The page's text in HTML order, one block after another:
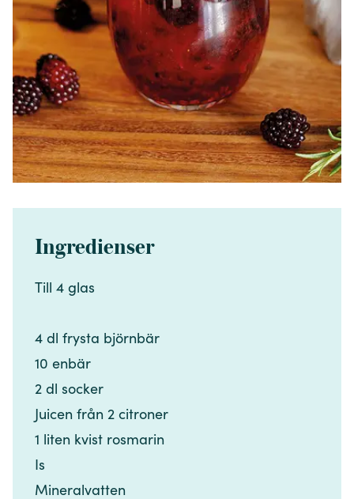
Ingredienser
Till 4 glas​​​​‌ ‍ ​‍​‍‌‍ ‌ ​‍‌‍‍‌‌‍‌ ‌‍‍‌‌‍ ‍​‍​‍​ ‍‍​‍​‍‌ ​ ‌‍​‌‌‍ ‍‌‍‍‌‌ ‌​‌ ‍‌​‍ ‍‌‍‍‌‌‍ ​‍​‍​‍ ​​‍​‍‌‍‍​‌ ​‍‌‍‌‌‌‍‌‍​‍​‍​ ‍‍​‍​‍‌‍‍​‌ ‌​‌ ‌​‌ ​​‌ ​ ​ ‍‍​‍ ​‍ ‌‍​ ‌‍ ‌‌ ​ ​‍ ‍‌‍​ ‌‍‌‌‌ ​‍‌ ‌‍‌‍‌‌‌ ​‍‌‍​‌​‍ ‍‌ ​ ‌‍‌‌​‍ ‌ ​​‌ ​‍‌‍ ‌‍‌​‌ ‌‌‌‍​ ‌ ‌​‌‍‍‌‌‍ ‌‍ ‍​‍ ‌‍‍‌‌‍ ‍‌ ‌​‌‍‌‌‌‍ ‍‌ ‌​​‍ ‌‍‌‌‌‍‌​‌‍‍‌‌ ‌​​‍ ‌‍ ‌‌‍ ‌‍‌​‌‍‌‌​ ‌‌ ​​‌ ​‍‌‍‌‌‌ ​ ‌‍‌‌‌‍ ‍‌ ‌​‌‍​‌‌ ‌​‌‍‍‌‌‍ ‌‍ ‍​ ‍ ‌‍‍‌‌‍‌​​ ‌​ ‌​​ ​‍​ ‌ ​ ​ ​ ‌‌‌‍​‍​ ‌‌​ ​ ​‍ ‌​ ​‌​ ‍​‌‍​ ​ ‌‌​‍ ‌​ ‌​​ ​‍‌‍​‌‌‍​‍​‍ ‌​ ‍​​ ​‌‌‍​‍‌‍‌‍​‍ ‌‌‍‌‌​ ‌​​ ​ ‌‍​‌​ ​​‌‍​‌​ ​ ‌‍‌‌​ ‌ ​ ‌​‌‍​ ‌‍‌​​ ‍ ‌ ‌​‌ ‍‌‌ ​​‌‍‌‌​ ‌‌ ​​‌‍​‌‌‍‌ ‌‍‌‌​ ‍ ‌ ​​‌‍​‌‌ ‌​‌‍‍​​ ‌‌‍​‍‌‍ ​‌‍ ‌‍​ ‌‍‍ ‌ ​ ​‍‌‌​ ‌‌‌​​‍‌‌ ‌‍‍ ‌‍‌‌‌ ‍‌​‍‌‌​ ​ ‌​‌​​‍‌‌​ ​ ‌​‌​​‍‌‌​ ​‍​ ​‍​ ​​​ ‌​‌‍‌‍​ ‌ ‌‍​ ​ ‌​‌‍​‍‌‍​‍​‍ ‌​ ‍‌‌‍‌‍​ ​‌‌‍‌​​‍ ‌​ ‌​​ ​‌​ ‌‍​ ‍‌​‍ ‌‌‍​‍‌‍‌‍‌‍​‍​ ‍​​‍ ‌​ ‍‌​ ‍‌​ ​‍‌‍​‌​ ‍‌​ ​ ​ ‌​​ ‌‌‌‍‌‌‌‍‌‍‌‍‌​​ ‌​​‍‌‌​ ​‍​ ​‍​‍‌‌​ ‌‌‌​‌​​‍ ‍‌‍​ ‌‍ ‌‍ ​‌ ‌‌‌‍ ‌‌‍ ‍‌ ​ ​‍‌‌​ ‌‌‌​​‍‌‌ ‌‍‍ ‌‍‌‌‌ ‍‌​‍‌‌​ ​ ‌​‌​​‍‌‌​ ​ ‌​‌​​‍‌‌​ ​‍​ ​‍​ ​‍​ ​‌​ ​‍​ ‍​​ ​‍‌‍​‍​ ‌​​ ​ ‌‍​‌​ ‌​​ ​‌​ ​ ​‍‌‌​ ​‍​ ​‍​‍‌‌​ ‌‌‌​‌​​‍ ‍‌‍‍‌‌ ‌​‌‍‌‌‌‍ ‌‌ ​ ​‍‌‌​ ‌‌‌​​‍​ ​​​‍‌‌​ ‌‌‌​‌​​ ‌‍​‍‌‍​‌‌ ​ ‌‍‌‌‌‌‌‌‌ ​‍‌‍ ​​ ‌‌‍‍​‌ ‌​‌ ‌​‌ ​​‌ ​ ​‍‌‌​ ​ ‌​​‌​‍‌‌​ ​‍‌​‌‍​‍‌‌​ ​‍‌​‌‍‌‍​ ‌‍ ‌‌ ​ ​‍ ‍‌‍​ ‌‍‌‌‌ ​‍‌ ‌‍‌‍‌‌‌ ​‍‌‍​‌​‍ ‍‌ ​ ‌‍‌‌​‍‌‍‌‍‍‌‌‍‌​​ ‌​ ‌​​ ​‍​ ‌ ​ ​ ​ ‌‌‌‍​‍​ ‌‌​ ​ ​‍ ‌​ ​‌​ ‍​‌‍​ ​ ‌‌​‍ ‌​ ‌​​ ​‍‌‍​‌‌‍​‍​‍ ‌​ ‍​​ ​‌‌‍​‍‌‍‌‍​‍ ‌‌‍‌‌​ ‌​​ ​ ‌‍​‌​ ​​‌‍​‌​ ​ ‌‍‌‌​ ‌ ​ ‌​‌‍​ ‌‍‌​​‍‌‍‌ ‌​‌ ‍‌‌ ​​‌‍‌‌​ ‌‌ ​​‌‍​‌‌‍‌ ‌‍‌‌​‍‌‍‌ ​​‌‍​‌‌ ‌​‌‍‍​​ ‌‌‍​‍‌‍ ​‌‍ ‌‍​ ‌‍‍ ‌ ​ ​‍‌‌​ ‌‌‌​​‍‌‌ ‌‍‍ ‌‍‌‌‌ ‍‌​‍‌‌​ ​ ‌​‌​​‍‌‌​ ​ ‌​‌​​‍‌‌​ ​‍​ ​‍​ ​​​ ‌​‌‍‌‍​ ‌ ‌‍​ ​ ‌​‌‍​‍‌‍​‍​‍ ‌​ ‍‌‌‍‌‍​ ​‌‌‍‌​​‍ ‌​ ‌​​ ​‌​ ‌‍​ ‍‌​‍ ‌‌‍​‍‌‍‌‍‌‍​‍​ ‍​​‍ ‌​ ‍‌​ ‍‌​ ​‍‌‍​‌​ ‍‌​ ​ ​ ‌​​ ‌‌‌‍‌‌‌‍‌‍‌‍‌​​ ‌​​‍‌‌​ ​‍​ ​‍​‍‌‌​ ‌‌‌​‌​​‍ ‍‌‍​ ‌‍ ‌‍ ​‌ ‌‌‌‍ ‌‌‍ ‍‌ ​ ​‍‌‌​ ‌‌‌​​‍‌‌ ‌‍‍ ‌‍‌‌‌ ‍‌​‍‌‌​ ​ ‌​‌​​‍‌‌​ ​ ‌​‌​​‍‌‌​ ​‍​ ​‍​ ​‍​ ​‌​ ​‍​ ‍​​ ​‍‌‍​‍​ ‌​​ ​ ‌‍​‌​ ‌​​ ​‌​ ​ ​‍‌‌​ ​‍​ ​‍​‍‌‌​ ‌‌‌​‌​​‍ ‍‌‍‍‌‌ ‌​‌‍‌‌‌‍ ‌‌ ​ ​‍‌‌​ ‌‌‌​​‍​ ​​​‍‌‌​ ‌‌‌​‌​​‍‌‍‌ ‌ ‌‍ ‌ ​‍‌‍‍ ‌ ​ ‌ ​​‌‍​‌‌‍​ ‌‍‌‌​ ‌‌ ​​‌ ​‍‌‍ ‌‍‌​‌ ‌‌‌‍​ ‌ ‌​‌‍‍‌‌‍ ‌‍ ‍​‍‌‍‌ ​​‌‍‌‌‌ ​‍‌ ​ ‌ ​​‌‍‌‌‌‍​ ‌ ‌​‌‍‍‌‌ ‌‍‌‍‌‌​ ‌‌ ​​‌ ‌‌‌‍​‍‌‍ ​‌‍‍‌‌ ​ ‌‍‍​‌‍‌‌‌‍‌​​‍​‍‌ ‌
4 dl frysta björnbär​​​​‌ ‍ ​‍​‍‌‍ ‌ ​‍‌‍‍‌‌‍‌ ‌‍‍‌‌‍ ‍​‍​‍​ ‍‍​‍​‍‌ ​ ‌‍​‌‌‍ ‍‌‍‍‌‌ ‌​‌ ‍‌​‍ ‍‌‍‍‌‌‍ ​‍​‍​‍ ​​‍​‍‌‍‍​‌ ​‍‌‍‌‌‌‍‌‍​‍​‍​ ‍‍​‍​‍‌‍‍​‌ ‌​‌ ‌​‌ ​​‌ ​ ​ ‍‍​‍ ​‍ ‌‍​ ‌‍ ‌‌ ​ ​‍ ‍‌‍​ ‌‍‌‌‌ ​‍‌ ‌‍‌‍‌‌‌ ​‍‌‍​‌​‍ ‍‌ ​ ‌‍‌‌​‍ ‌ ​​‌ ​‍‌‍ ‌‍‌​‌ ‌‌‌‍​ ‌ ‌​‌‍‍‌‌‍ ‌‍ ‍​‍ ‌‍‍‌‌‍ ‍‌ ‌​‌‍‌‌‌‍ ‍‌ ‌​​‍ ‌‍‌‌‌‍‌​‌‍‍‌‌ ‌​​‍ ‌‍ ‌‌‍ ‌‍‌​‌‍‌‌​ ‌‌ ​​‌ ​‍‌‍‌‌‌ ​ ‌‍‌‌‌‍ ‍‌ ‌​‌‍​‌‌ ‌​‌‍‍‌‌‍ ‌‍ ‍​ ‍ ‌‍‍‌‌‍‌​​ ‌​ ‌​​ ​‍​ ‌ ​ ​ ​ ‌‌‌‍​‍​ ‌‌​ ​ ​‍ ‌​ ​‌​ ‍​‌‍​ ​ ‌‌​‍ ‌​ ‌​​ ​‍‌‍​‌‌‍​‍​‍ ‌​ ‍​​ ​‌‌‍​‍‌‍‌‍​‍ ‌‌‍‌‌​ ‌​​ ​ ‌‍​‌​ ​​‌‍​‌​ ​ ‌‍‌‌​ ‌ ​ ‌​‌‍​ ‌‍‌​​ ‍ ‌ ‌​‌ ‍‌‌ ​​‌‍‌‌​ ‌‌ ​​‌‍​‌‌‍‌ ‌‍‌‌​ ‍ ‌ ​​‌‍​‌‌ ‌​‌‍‍​​ ‌‌‍​‍‌‍ ​‌‍ ‌‍​ ‌‍‍ ‌ ​ ​‍‌‌​ ‌‌‌​​‍‌‌ ‌‍‍ ‌‍‌‌‌ ‍‌​‍‌‌​ ​ ‌​‌​​‍‌‌​ ​ ‌​‌​​‍‌‌​ ​‍​ ​‍​ ​​​ ‌​‌‍‌‍​ ‌ ‌‍​ ​ ‌​‌‍​‍‌‍​‍​‍ ‌​ ‍‌‌‍‌‍​ ​‌‌‍‌​​‍ ‌​ ‌​​ ​‌​ ‌‍​ ‍‌​‍ ‌‌‍​‍‌‍‌‍‌‍​‍​ ‍​​‍ ‌​ ‍‌​ ‍‌​ ​‍‌‍​‌​ ‍‌​ ​ ​ ‌​​ ‌‌‌‍‌‌‌‍‌‍‌‍‌​​ ‌​​‍‌‌​ ​‍​ ​‍​‍‌‌​ ‌‌‌​‌​​‍ ‍‌‍​ ‌‍ ‌‍ ​‌ ‌‌‌‍ ‌‌‍ ‍‌ ​ ​‍‌‌​ ‌‌‌​​‍‌‌ ‌‍‍ ‌‍‌‌‌ ‍‌​‍‌‌​ ​ ‌​‌​​‍‌‌​ ​ ‌​‌​​‍‌‌​ ​‍​ ​‍​ ​‍​ ​‌​ ​‍​ ‍​​ ​‍‌‍​‍​ ‌​​ ​ ‌‍​‌​ ‌​​ ​‌​ ​ ​‍‌‌​ ​‍​ ​‍​‍‌‌​ ‌‌‌​‌​​‍ ‍‌‍‍‌‌ ‌​‌‍‌‌‌‍ ‌‌ ​ ​‍‌‌​ ‌‌‌​​‍​ ​‍​‍‌‌​ ‌‌‌​‌​​ ‌‍​‍‌‍​‌‌ ​ ‌‍‌‌‌‌‌‌‌ ​‍‌‍ ​​ ‌‌‍‍​‌ ‌​‌ ‌​‌ ​​‌ ​ ​‍‌‌​ ​ ‌​​‌​‍‌‌​ ​‍‌​‌‍​‍‌‌​ ​‍‌​‌‍‌‍​ ‌‍ ‌‌ ​ ​‍ ‍‌‍​ ‌‍‌‌‌ ​‍‌ ‌‍‌‍‌‌‌ ​‍‌‍​‌​‍ ‍‌ ​ ‌‍‌‌​‍‌‍‌‍‍‌‌‍‌​​ ‌​ ‌​​ ​‍​ ‌ ​ ​ ​ ‌‌‌‍​‍​ ‌‌​ ​ ​‍ ‌​ ​‌​ ‍​‌‍​ ​ ‌‌​‍ ‌​ ‌​​ ​‍‌‍​‌‌‍​‍​‍ ‌​ ‍​​ ​‌‌‍​‍‌‍‌‍​‍ ‌‌‍‌‌​ ‌​​ ​ ‌‍​‌​ ​​‌‍​‌​ ​ ‌‍‌‌​ ‌ ​ ‌​‌‍​ ‌‍‌​​‍‌‍‌ ‌​‌ ‍‌‌ ​​‌‍‌‌​ ‌‌ ​​‌‍​‌‌‍‌ ‌‍‌‌​‍‌‍‌ ​​‌‍​‌‌ ‌​‌‍‍​​ ‌‌‍​‍‌‍ ​‌‍ ‌‍​ ‌‍‍ ‌ ​ ​‍‌‌​ ‌‌‌​​‍‌‌ ‌‍‍ ‌‍‌‌‌ ‍‌​‍‌‌​ ​ ‌​‌​​‍‌‌​ ​ ‌​‌​​‍‌‌​ ​‍​ ​‍​ ​​​ ‌​‌‍‌‍​ ‌ ‌‍​ ​ ‌​‌‍​‍‌‍​‍​‍ ‌​ ‍‌‌‍‌‍​ ​‌‌‍‌​​‍ ‌​ ‌​​ ​‌​ ‌‍​ ‍‌​‍ ‌‌‍​‍‌‍‌‍‌‍​‍​ ‍​​‍ ‌​ ‍‌​ ‍‌​ ​‍‌‍​‌​ ‍‌​ ​ ​ ‌​​ ‌‌‌‍‌‌‌‍‌‍‌‍‌​​ ‌​​‍‌‌​ ​‍​ ​‍​‍‌‌​ ‌‌‌​‌​​‍ ‍‌‍​ ‌‍ ‌‍ ​‌ ‌‌‌‍ ‌‌‍ ‍‌ ​ ​‍‌‌​ ‌‌‌​​‍‌‌ ‌‍‍ ‌‍‌‌‌ ‍‌​‍‌‌​ ​ ‌​‌​​‍‌‌​ ​ ‌​‌​​‍‌‌​ ​‍​ ​‍​ ​‍​ ​‌​ ​‍​ ‍​​ ​‍‌‍​‍​ ‌​​ ​ ‌‍​‌​ ‌​​ ​‌​ ​ ​‍‌‌​ ​‍​ ​‍​‍‌‌​ ‌‌‌​‌​​‍ ‍‌‍‍‌‌ ‌​‌‍‌‌‌‍ ‌‌ ​ ​‍‌‌​ ‌‌‌​​‍​ ​‍​‍‌‌​ ‌‌‌​‌​​‍‌‍‌ ‌ ‌‍ ‌ ​‍‌‍‍ ‌ ​ ‌ ​​‌‍​‌‌‍​ ‌‍‌‌​ ‌‌ ​​‌ ​‍‌‍ ‌‍‌​‌ ‌‌‌‍​ ‌ ‌​‌‍‍‌‌‍ ‌‍ ‍​‍‌‍‌ ​​‌‍‌‌‌ ​‍‌ ​ ‌ ​​‌‍‌‌‌‍​ ‌ ‌​‌‍‍‌‌ ‌‍‌‍‌‌​ ‌‌ ​​‌ ‌‌‌‍​‍‌‍ ​‌‍‍‌‌ ​ ‌‍‍​‌‍‌‌‌‍‌​​‍​‍‌ ‌
10 enbär​​​​‌ ‍ ​‍​‍‌‍ ‌ ​‍‌‍‍‌‌‍‌ ‌‍‍‌‌‍ ‍​‍​‍​ ‍‍​‍​‍‌ ​ ‌‍​‌‌‍ ‍‌‍‍‌‌ ‌​‌ ‍‌​‍ ‍‌‍‍‌‌‍ ​‍​‍​‍ ​​‍​‍‌‍‍​‌ ​‍‌‍‌‌‌‍‌‍​‍​‍​ ‍‍​‍​‍‌‍‍​‌ ‌​‌ ‌​‌ ​​‌ ​ ​ ‍‍​‍ ​‍ ‌‍​ ‌‍ ‌‌ ​ ​‍ ‍‌‍​ ‌‍‌‌‌ ​‍‌ ‌‍‌‍‌‌‌ ​‍‌‍​‌​‍ ‍‌ ​ ‌‍‌‌​‍ ‌ ​​‌ ​‍‌‍ ‌‍‌​‌ ‌‌‌‍​ ‌ ‌​‌‍‍‌‌‍ ‌‍ ‍​‍ ‌‍‍‌‌‍ ‍‌ ‌​‌‍‌‌‌‍ ‍‌ ‌​​‍ ‌‍‌‌‌‍‌​‌‍‍‌‌ ‌​​‍ ‌‍ ‌‌‍ ‌‍‌​‌‍‌‌​ ‌‌ ​​‌ ​‍‌‍‌‌‌ ​ ‌‍‌‌‌‍ ‍‌ ‌​‌‍​‌‌ ‌​‌‍‍‌‌‍ ‌‍ ‍​ ‍ ‌‍‍‌‌‍‌​​ ‌​ ‌​​ ​‍​ ‌ ​ ​ ​ ‌‌‌‍​‍​ ‌‌​ ​ ​‍ ‌​ ​‌​ ‍​‌‍​ ​ ‌‌​‍ ‌​ ‌​​ ​‍‌‍​‌‌‍​‍​‍ ‌​ ‍​​ ​‌‌‍​‍‌‍‌‍​‍ ‌‌‍‌‌​ ‌​​ ​ ‌‍​‌​ ​​‌‍​‌​ ​ ‌‍‌‌​ ‌ ​ ‌​‌‍​ ‌‍‌​​ ‍ ‌ ‌​‌ ‍‌‌ ​​‌‍‌‌​ ‌‌ ​​‌‍​‌‌‍‌ ‌‍‌‌​ ‍ ‌ ​​‌‍​‌‌ ‌​‌‍‍​​ ‌‌‍​‍‌‍ ​‌‍ ‌‍​ ‌‍‍ ‌ ​ ​‍‌‌​ ‌‌‌​​‍‌‌ ‌‍‍ ‌‍‌‌‌ ‍‌​‍‌‌​ ​ ‌​‌​​‍‌‌​ ​ ‌​‌​​‍‌‌​ ​‍​ ​‍​ ​​​ ‌​‌‍‌‍​ ‌ ‌‍​ ​ ‌​‌‍​‍‌‍​‍​‍ ‌​ ‍‌‌‍‌‍​ ​‌‌‍‌​​‍ ‌​ ‌​​ ​‌​ ‌‍​ ‍‌​‍ ‌‌‍​‍‌‍‌‍‌‍​‍​ ‍​​‍ ‌​ ‍‌​ ‍‌​ ​‍‌‍​‌​ ‍‌​ ​ ​ ‌​​ ‌‌‌‍‌‌‌‍‌‍‌‍‌​​ ‌​​‍‌‌​ ​‍​ ​‍​‍‌‌​ ‌‌‌​‌​​‍ ‍‌‍​ ‌‍ ‌‍ ​‌ ‌‌‌‍ ‌‌‍ ‍‌ ​ ​‍‌‌​ ‌‌‌​​‍‌‌ ‌‍‍ ‌‍‌‌‌ ‍‌​‍‌‌​ ​ ‌​‌​​‍‌‌​ ​ ‌​‌​​‍‌‌​ ​‍​ ​‍​ ​‍​ ​‌​ ​‍​ ‍​​ ​‍‌‍​‍​ ‌​​ ​ ‌‍​‌​ ‌​​ ​‌​ ​ ​‍‌‌​ ​‍​ ​‍​‍‌‌​ ‌‌‌​‌​​‍ ‍‌‍‍‌‌ ‌​‌‍‌‌‌‍ ‌‌ ​ ​‍‌‌​ ‌‌‌​​‍​ ​ ​‍‌‌​ ‌‌‌​‌​​ ‌‍​‍‌‍​‌‌ ​ ‌‍‌‌‌‌‌‌‌ ​‍‌‍ ​​ ‌‌‍‍​‌ ‌​‌ ‌​‌ ​​‌ ​ ​‍‌‌​ ​ ‌​​‌​‍‌‌​ ​‍‌​‌‍​‍‌‌​ ​‍‌​‌‍‌‍​ ‌‍ ‌‌ ​ ​‍ ‍‌‍​ ‌‍‌‌‌ ​‍‌ ‌‍‌‍‌‌‌ ​‍‌‍​‌​‍ ‍‌ ​ ‌‍‌‌​‍‌‍‌‍‍‌‌‍‌​​ ‌​ ‌​​ ​‍​ ‌ ​ ​ ​ ‌‌‌‍​‍​ ‌‌​ ​ ​‍ ‌​ ​‌​ ‍​‌‍​ ​ ‌‌​‍ ‌​ ‌​​ ​‍‌‍​‌‌‍​‍​‍ ‌​ ‍​​ ​‌‌‍​‍‌‍‌‍​‍ ‌‌‍‌‌​ ‌​​ ​ ‌‍​‌​ ​​‌‍​‌​ ​ ‌‍‌‌​ ‌ ​ ‌​‌‍​ ‌‍‌​​‍‌‍‌ ‌​‌ ‍‌‌ ​​‌‍‌‌​ ‌‌ ​​‌‍​‌‌‍‌ ‌‍‌‌​‍‌‍‌ ​​‌‍​‌‌ ‌​‌‍‍​​ ‌‌‍​‍‌‍ ​‌‍ ‌‍​ ‌‍‍ ‌ ​ ​‍‌‌​ ‌‌‌​​‍‌‌ ‌‍‍ ‌‍‌‌‌ ‍‌​‍‌‌​ ​ ‌​‌​​‍‌‌​ ​ ‌​‌​​‍‌‌​ ​‍​ ​‍​ ​​​ ‌​‌‍‌‍​ ‌ ‌‍​ ​ ‌​‌‍​‍‌‍​‍​‍ ‌​ ‍‌‌‍‌‍​ ​‌‌‍‌​​‍ ‌​ ‌​​ ​‌​ ‌‍​ ‍‌​‍ ‌‌‍​‍‌‍‌‍‌‍​‍​ ‍​​‍ ‌​ ‍‌​ ‍‌​ ​‍‌‍​‌​ ‍‌​ ​ ​ ‌​​ ‌‌‌‍‌‌‌‍‌‍‌‍‌​​ ‌​​‍‌‌​ ​‍​ ​‍​‍‌‌​ ‌‌‌​‌​​‍ ‍‌‍​ ‌‍ ‌‍ ​‌ ‌‌‌‍ ‌‌‍ ‍‌ ​ ​‍‌‌​ ‌‌‌​​‍‌‌ ‌‍‍ ‌‍‌‌‌ ‍‌​‍‌‌​ ​ ‌​‌​​‍‌‌​ ​ ‌​‌​​‍‌‌​ ​‍​ ​‍​ ​‍​ ​‌​ ​‍​ ‍​​ ​‍‌‍​‍​ ‌​​ ​ ‌‍​‌​ ‌​​ ​‌​ ​ ​‍‌‌​ ​‍​ ​‍​‍‌‌​ ‌‌‌​‌​​‍ ‍‌‍‍‌‌ ‌​‌‍‌‌‌‍ ‌‌ ​ ​‍‌‌​ ‌‌‌​​‍​ ​ ​‍‌‌​ ‌‌‌​‌​​‍‌‍‌ ‌ ‌‍ ‌ ​‍‌‍‍ ‌ ​ ‌ ​​‌‍​‌‌‍​ ‌‍‌‌​ ‌‌ ​​‌ ​‍‌‍ ‌‍‌​‌ ‌‌‌‍​ ‌ ‌​‌‍‍‌‌‍ ‌‍ ‍​‍‌‍‌ ​​‌‍‌‌‌ ​‍‌ ​ ‌ ​​‌‍‌‌‌‍​ ‌ ‌​‌‍‍‌‌ ‌‍‌‍‌‌​ ‌‌ ​​‌ ‌‌‌‍​‍‌‍ ​‌‍‍‌‌ ​ ‌‍‍​‌‍‌‌‌‍‌​​‍​‍‌ ‌
2 dl socker​​​​‌ ‍ ​‍​‍‌‍ ‌ ​‍‌‍‍‌‌‍‌ ‌‍‍‌‌‍ ‍​‍​‍​ ‍‍​‍​‍‌ ​ ‌‍​‌‌‍ ‍‌‍‍‌‌ ‌​‌ ‍‌​‍ ‍‌‍‍‌‌‍ ​‍​‍​‍ ​​‍​‍‌‍‍​‌ ​‍‌‍‌‌‌‍‌‍​‍​‍​ ‍‍​‍​‍‌‍‍​‌ ‌​‌ ‌​‌ ​​‌ ​ ​ ‍‍​‍ ​‍ ‌‍​ ‌‍ ‌‌ ​ ​‍ ‍‌‍​ ‌‍‌‌‌ ​‍‌ ‌‍‌‍‌‌‌ ​‍‌‍​‌​‍ ‍‌ ​ ‌‍‌‌​‍ ‌ ​​‌ ​‍‌‍ ‌‍‌​‌ ‌‌‌‍​ ‌ ‌​‌‍‍‌‌‍ ‌‍ ‍​‍ ‌‍‍‌‌‍ ‍‌ ‌​‌‍‌‌‌‍ ‍‌ ‌​​‍ ‌‍‌‌‌‍‌​‌‍‍‌‌ ‌​​‍ ‌‍ ‌‌‍ ‌‍‌​‌‍‌‌​ ‌‌ ​​‌ ​‍‌‍‌‌‌ ​ ‌‍‌‌‌‍ ‍‌ ‌​‌‍​‌‌ ‌​‌‍‍‌‌‍ ‌‍ ‍​ ‍ ‌‍‍‌‌‍‌​​ ‌​ ‌​​ ​‍​ ‌ ​ ​ ​ ‌‌‌‍​‍​ ‌‌​ ​ ​‍ ‌​ ​‌​ ‍​‌‍​ ​ ‌‌​‍ ‌​ ‌​​ ​‍‌‍​‌‌‍​‍​‍ ‌​ ‍​​ ​‌‌‍​‍‌‍‌‍​‍ ‌‌‍‌‌​ ‌​​ ​ ‌‍​‌​ ​​‌‍​‌​ ​ ‌‍‌‌​ ‌ ​ ‌​‌‍​ ‌‍‌​​ ‍ ‌ ‌​‌ ‍‌‌ ​​‌‍‌‌​ ‌‌ ​​‌‍​‌‌‍‌ ‌‍‌‌​ ‍ ‌ ​​‌‍​‌‌ ‌​‌‍‍​​ ‌‌‍​‍‌‍ ​‌‍ ‌‍​ ‌‍‍ ‌ ​ ​‍‌‌​ ‌‌‌​​‍‌‌ ‌‍‍ ‌‍‌‌‌ ‍‌​‍‌‌​ ​ ‌​‌​​‍‌‌​ ​ ‌​‌​​‍‌‌​ ​‍​ ​‍​ ​​​ ‌​‌‍‌‍​ ‌ ‌‍​ ​ ‌​‌‍​‍‌‍​‍​‍ ‌​ ‍‌‌‍‌‍​ ​‌‌‍‌​​‍ ‌​ ‌​​ ​‌​ ‌‍​ ‍‌​‍ ‌‌‍​‍‌‍‌‍‌‍​‍​ ‍​​‍ ‌​ ‍‌​ ‍‌​ ​‍‌‍​‌​ ‍‌​ ​ ​ ‌​​ ‌‌‌‍‌‌‌‍‌‍‌‍‌​​ ‌​​‍‌‌​ ​‍​ ​‍​‍‌‌​ ‌‌‌​‌​​‍ ‍‌‍​ ‌‍ ‌‍ ​‌ ‌‌‌‍ ‌‌‍ ‍‌ ​ ​‍‌‌​ ‌‌‌​​‍‌‌ ‌‍‍ ‌‍‌‌‌ ‍‌​‍‌‌​ ​ ‌​‌​​‍‌‌​ ​ ‌​‌​​‍‌‌​ ​‍​ ​‍​ ​‍​ ​‌​ ​‍​ ‍​​ ​‍‌‍​‍​ ‌​​ ​ ‌‍​‌​ ‌​​ ​‌​ ​ ​‍‌‌​ ​‍​ ​‍​‍‌‌​ ‌‌‌​‌​​‍ ‍‌‍‍‌‌ ‌​‌‍‌‌‌‍ ‌‌ ​ ​‍‌‌​ ‌‌‌​​‍​ ‌​​‍‌‌​ ‌‌‌​‌​​ ‌‍​‍‌‍​‌‌ ​ ‌‍‌‌‌‌‌‌‌ ​‍‌‍ ​​ ‌‌‍‍​‌ ‌​‌ ‌​‌ ​​‌ ​ ​‍‌‌​ ​ ‌​​‌​‍‌‌​ ​‍‌​‌‍​‍‌‌​ ​‍‌​‌‍‌‍​ ‌‍ ‌‌ ​ ​‍ ‍‌‍​ ‌‍‌‌‌ ​‍‌ ‌‍‌‍‌‌‌ ​‍‌‍​‌​‍ ‍‌ ​ ‌‍‌‌​‍‌‍‌‍‍‌‌‍‌​​ ‌​ ‌​​ ​‍​ ‌ ​ ​ ​ ‌‌‌‍​‍​ ‌‌​ ​ ​‍ ‌​ ​‌​ ‍​‌‍​ ​ ‌‌​‍ ‌​ ‌​​ ​‍‌‍​‌‌‍​‍​‍ ‌​ ‍​​ ​‌‌‍​‍‌‍‌‍​‍ ‌‌‍‌‌​ ‌​​ ​ ‌‍​‌​ ​​‌‍​‌​ ​ ‌‍‌‌​ ‌ ​ ‌​‌‍​ ‌‍‌​​‍‌‍‌ ‌​‌ ‍‌‌ ​​‌‍‌‌​ ‌‌ ​​‌‍​‌‌‍‌ ‌‍‌‌​‍‌‍‌ ​​‌‍​‌‌ ‌​‌‍‍​​ ‌‌‍​‍‌‍ ​‌‍ ‌‍​ ‌‍‍ ‌ ​ ​‍‌‌​ ‌‌‌​​‍‌‌ ‌‍‍ ‌‍‌‌‌ ‍‌​‍‌‌​ ​ ‌​‌​​‍‌‌​ ​ ‌​‌​​‍‌‌​ ​‍​ ​‍​ ​​​ ‌​‌‍‌‍​ ‌ ‌‍​ ​ ‌​‌‍​‍‌‍​‍​‍ ‌​ ‍‌‌‍‌‍​ ​‌‌‍‌​​‍ ‌​ ‌​​ ​‌​ ‌‍​ ‍‌​‍ ‌‌‍​‍‌‍‌‍‌‍​‍​ ‍​​‍ ‌​ ‍‌​ ‍‌​ ​‍‌‍​‌​ ‍‌​ ​ ​ ‌​​ ‌‌‌‍‌‌‌‍‌‍‌‍‌​​ ‌​​‍‌‌​ ​‍​ ​‍​‍‌‌​ ‌‌‌​‌​​‍ ‍‌‍​ ‌‍ ‌‍ ​‌ ‌‌‌‍ ‌‌‍ ‍‌ ​ ​‍‌‌​ ‌‌‌​​‍‌‌ ‌‍‍ ‌‍‌‌‌ ‍‌​‍‌‌​ ​ ‌​‌​​‍‌‌​ ​ ‌​‌​​‍‌‌​ ​‍​ ​‍​ ​‍​ ​‌​ ​‍​ ‍​​ ​‍‌‍​‍​ ‌​​ ​ ‌‍​‌​ ‌​​ ​‌​ ​ ​‍‌‌​ ​‍​ ​‍​‍‌‌​ ‌‌‌​‌​​‍ ‍‌‍‍‌‌ ‌​‌‍‌‌‌‍ ‌‌ ​ ​‍‌‌​ ‌‌‌​​‍​ ‌​​‍‌‌​ ‌‌‌​‌​​‍‌‍‌ ‌ ‌‍ ‌ ​‍‌‍‍ ‌ ​ ‌ ​​‌‍​‌‌‍​ ‌‍‌‌​ ‌‌ ​​‌ ​‍‌‍ ‌‍‌​‌ ‌‌‌‍​ ‌ ‌​‌‍‍‌‌‍ ‌‍ ‍​‍‌‍‌ ​​‌‍‌‌‌ ​‍‌ ​ ‌ ​​‌‍‌‌‌‍​ ‌ ‌​‌‍‍‌‌ ‌‍‌‍‌‌​ ‌‌ ​​‌ ‌‌‌‍​‍‌‍ ​‌‍‍‌‌ ​ ‌‍‍​‌‍‌‌‌‍‌​​‍​‍‌ ‌
Juicen från 2 citroner​​​​‌ ‍ ​‍​‍‌‍ ‌ ​‍‌‍‍‌‌‍‌ ‌‍‍‌‌‍ ‍​‍​‍​ ‍‍​‍​‍‌ ​ ‌‍​‌‌‍ ‍‌‍‍‌‌ ‌​‌ ‍‌​‍ ‍‌‍‍‌‌‍ ​‍​‍​‍ ​​‍​‍‌‍‍​‌ ​‍‌‍‌‌‌‍‌‍​‍​‍​ ‍‍​‍​‍‌‍‍​‌ ‌​‌ ‌​‌ ​​‌ ​ ​ ‍‍​‍ ​‍ ‌‍​ ‌‍ ‌‌ ​ ​‍ ‍‌‍​ ‌‍‌‌‌ ​‍‌ ‌‍‌‍‌‌‌ ​‍‌‍​‌​‍ ‍‌ ​ ‌‍‌‌​‍ ‌ ​​‌ ​‍‌‍ ‌‍‌​‌ ‌‌‌‍​ ‌ ‌​‌‍‍‌‌‍ ‌‍ ‍​‍ ‌‍‍‌‌‍ ‍‌ ‌​‌‍‌‌‌‍ ‍‌ ‌​​‍ ‌‍‌‌‌‍‌​‌‍‍‌‌ ‌​​‍ ‌‍ ‌‌‍ ‌‍‌​‌‍‌‌​ ‌‌ ​​‌ ​‍‌‍‌‌‌ ​ ‌‍‌‌‌‍ ‍‌ ‌​‌‍​‌‌ ‌​‌‍‍‌‌‍ ‌‍ ‍​ ‍ ‌‍‍‌‌‍‌​​ ‌​ ‌​​ ​‍​ ‌ ​ ​ ​ ‌‌‌‍​‍​ ‌‌​ ​ ​‍ ‌​ ​‌​ ‍​‌‍​ ​ ‌‌​‍ ‌​ ‌​​ ​‍‌‍​‌‌‍​‍​‍ ‌​ ‍​​ ​‌‌‍​‍‌‍‌‍​‍ ‌‌‍‌‌​ ‌​​ ​ ‌‍​‌​ ​​‌‍​‌​ ​ ‌‍‌‌​ ‌ ​ ‌​‌‍​ ‌‍‌​​ ‍ ‌ ‌​‌ ‍‌‌ ​​‌‍‌‌​ ‌‌ ​​‌‍​‌‌‍‌ ‌‍‌‌​ ‍ ‌ ​​‌‍​‌‌ ‌​‌‍‍​​ ‌‌‍​‍‌‍ ​‌‍ ‌‍​ ‌‍‍ ‌ ​ ​‍‌‌​ ‌‌‌​​‍‌‌ ‌‍‍ ‌‍‌‌‌ ‍‌​‍‌‌​ ​ ‌​‌​​‍‌‌​ ​ ‌​‌​​‍‌‌​ ​‍​ ​‍​ ​​​ ‌​‌‍‌‍​ ‌ ‌‍​ ​ ‌​‌‍​‍‌‍​‍​‍ ‌​ ‍‌‌‍‌‍​ ​‌‌‍‌​​‍ ‌​ ‌​​ ​‌​ ‌‍​ ‍‌​‍ ‌‌‍​‍‌‍‌‍‌‍​‍​ ‍​​‍ ‌​ ‍‌​ ‍‌​ ​‍‌‍​‌​ ‍‌​ ​ ​ ‌​​ ‌‌‌‍‌‌‌‍‌‍‌‍‌​​ ‌​​‍‌‌​ ​‍​ ​‍​‍‌‌​ ‌‌‌​‌​​‍ ‍‌‍​ ‌‍ ‌‍ ​‌ ‌‌‌‍ ‌‌‍ ‍‌ ​ ​‍‌‌​ ‌‌‌​​‍‌‌ ‌‍‍ ‌‍‌‌‌ ‍‌​‍‌‌​ ​ ‌​‌​​‍‌‌​ ​ ‌​‌​​‍‌‌​ ​‍​ ​‍​ ​‍​ ​‌​ ​‍​ ‍​​ ​‍‌‍​‍​ ‌​​ ​ ‌‍​‌​ ‌​​ ​‌​ ​ ​‍‌‌​ ​‍​ ​‍​‍‌‌​ ‌‌‌​‌​​‍ ‍‌‍‍‌‌ ‌​‌‍‌‌‌‍ ‌‌ ​ ​‍‌‌​ ‌‌‌​​‍​ ‌‌​‍‌‌​ ‌‌‌​‌​​ ‌‍​‍‌‍​‌‌ ​ ‌‍‌‌‌‌‌‌‌ ​‍‌‍ ​​ ‌‌‍‍​‌ ‌​‌ ‌​‌ ​​‌ ​ ​‍‌‌​ ​ ‌​​‌​‍‌‌​ ​‍‌​‌‍​‍‌‌​ ​‍‌​‌‍‌‍​ ‌‍ ‌‌ ​ ​‍ ‍‌‍​ ‌‍‌‌‌ ​‍‌ ‌‍‌‍‌‌‌ ​‍‌‍​‌​‍ ‍‌ ​ ‌‍‌‌​‍‌‍‌‍‍‌‌‍‌​​ ‌​ ‌​​ ​‍​ ‌ ​ ​ ​ ‌‌‌‍​‍​ ‌‌​ ​ ​‍ ‌​ ​‌​ ‍​‌‍​ ​ ‌‌​‍ ‌​ ‌​​ ​‍‌‍​‌‌‍​‍​‍ ‌​ ‍​​ ​‌‌‍​‍‌‍‌‍​‍ ‌‌‍‌‌​ ‌​​ ​ ‌‍​‌​ ​​‌‍​‌​ ​ ‌‍‌‌​ ‌ ​ ‌​‌‍​ ‌‍‌​​‍‌‍‌ ‌​‌ ‍‌‌ ​​‌‍‌‌​ ‌‌ ​​‌‍​‌‌‍‌ ‌‍‌‌​‍‌‍‌ ​​‌‍​‌‌ ‌​‌‍‍​​ ‌‌‍​‍‌‍ ​‌‍ ‌‍​ ‌‍‍ ‌ ​ ​‍‌‌​ ‌‌‌​​‍‌‌ ‌‍‍ ‌‍‌‌‌ ‍‌​‍‌‌​ ​ ‌​‌​​‍‌‌​ ​ ‌​‌​​‍‌‌​ ​‍​ ​‍​ ​​​ ‌​‌‍‌‍​ ‌ ‌‍​ ​ ‌​‌‍​‍‌‍​‍​‍ ‌​ ‍‌‌‍‌‍​ ​‌‌‍‌​​‍ ‌​ ‌​​ ​‌​ ‌‍​ ‍‌​‍ ‌‌‍​‍‌‍‌‍‌‍​‍​ ‍​​‍ ‌​ ‍‌​ ‍‌​ ​‍‌‍​‌​ ‍‌​ ​ ​ ‌​​ ‌‌‌‍‌‌‌‍‌‍‌‍‌​​ ‌​​‍‌‌​ ​‍​ ​‍​‍‌‌​ ‌‌‌​‌​​‍ ‍‌‍​ ‌‍ ‌‍ ​‌ ‌‌‌‍ ‌‌‍ ‍‌ ​ ​‍‌‌​ ‌‌‌​​‍‌‌ ‌‍‍ ‌‍‌‌‌ ‍‌​‍‌‌​ ​ ‌​‌​​‍‌‌​ ​ ‌​‌​​‍‌‌​ ​‍​ ​‍​ ​‍​ ​‌​ ​‍​ ‍​​ ​‍‌‍​‍​ ‌​​ ​ ‌‍​‌​ ‌​​ ​‌​ ​ ​‍‌‌​ ​‍​ ​‍​‍‌‌​ ‌‌‌​‌​​‍ ‍‌‍‍‌‌ ‌​‌‍‌‌‌‍ ‌‌ ​ ​‍‌‌​ ‌‌‌​​‍​ ‌‌​‍‌‌​ ‌‌‌​‌​​‍‌‍‌ ‌ ‌‍ ‌ ​‍‌‍‍ ‌ ​ ‌ ​​‌‍​‌‌‍​ ‌‍‌‌​ ‌‌ ​​‌ ​‍‌‍ ‌‍‌​‌ ‌‌‌‍​ ‌ ‌​‌‍‍‌‌‍ ‌‍ ‍​‍‌‍‌ ​​‌‍‌‌‌ ​‍‌ ​ ‌ ​​‌‍‌‌‌‍​ ‌ ‌​‌‍‍‌‌ ‌‍‌‍‌‌​ ‌‌ ​​‌ ‌‌‌‍​‍‌‍ ​‌‍‍‌‌ ​ ‌‍‍​‌‍‌‌‌‍‌​​‍​‍‌ ‌
1 liten kvist rosmarin​​​​‌ ‍ ​‍​‍‌‍ ‌ ​‍‌‍‍‌‌‍‌ ‌‍‍‌‌‍ ‍​‍​‍​ ‍‍​‍​‍‌ ​ ‌‍​‌‌‍ ‍‌‍‍‌‌ ‌​‌ ‍‌​‍ ‍‌‍‍‌‌‍ ​‍​‍​‍ ​​‍​‍‌‍‍​‌ ​‍‌‍‌‌‌‍‌‍​‍​‍​ ‍‍​‍​‍‌‍‍​‌ ‌​‌ ‌​‌ ​​‌ ​ ​ ‍‍​‍ ​‍ ‌‍​ ‌‍ ‌‌ ​ ​‍ ‍‌‍​ ‌‍‌‌‌ ​‍‌ ‌‍‌‍‌‌‌ ​‍‌‍​‌​‍ ‍‌ ​ ‌‍‌‌​‍ ‌ ​​‌ ​‍‌‍ ‌‍‌​‌ ‌‌‌‍​ ‌ ‌​‌‍‍‌‌‍ ‌‍ ‍​‍ ‌‍‍‌‌‍ ‍‌ ‌​‌‍‌‌‌‍ ‍‌ ‌​​‍ ‌‍‌‌‌‍‌​‌‍‍‌‌ ‌​​‍ ‌‍ ‌‌‍ ‌‍‌​‌‍‌‌​ ‌‌ ​​‌ ​‍‌‍‌‌‌ ​ ‌‍‌‌‌‍ ‍‌ ‌​‌‍​‌‌ ‌​‌‍‍‌‌‍ ‌‍ ‍​ ‍ ‌‍‍‌‌‍‌​​ ‌​ ‌​​ ​‍​ ‌ ​ ​ ​ ‌‌‌‍​‍​ ‌‌​ ​ ​‍ ‌​ ​‌​ ‍​‌‍​ ​ ‌‌​‍ ‌​ ‌​​ ​‍‌‍​‌‌‍​‍​‍ ‌​ ‍​​ ​‌‌‍​‍‌‍‌‍​‍ ‌‌‍‌‌​ ‌​​ ​ ‌‍​‌​ ​​‌‍​‌​ ​ ‌‍‌‌​ ‌ ​ ‌​‌‍​ ‌‍‌​​ ‍ ‌ ‌​‌ ‍‌‌ ​​‌‍‌‌​ ‌‌ ​​‌‍​‌‌‍‌ ‌‍‌‌​ ‍ ‌ ​​‌‍​‌‌ ‌​‌‍‍​​ ‌‌‍​‍‌‍ ​‌‍ ‌‍​ ‌‍‍ ‌ ​ ​‍‌‌​ ‌‌‌​​‍‌‌ ‌‍‍ ‌‍‌‌‌ ‍‌​‍‌‌​ ​ ‌​‌​​‍‌‌​ ​ ‌​‌​​‍‌‌​ ​‍​ ​‍​ ​​​ ‌​‌‍‌‍​ ‌ ‌‍​ ​ ‌​‌‍​‍‌‍​‍​‍ ‌​ ‍‌‌‍‌‍​ ​‌‌‍‌​​‍ ‌​ ‌​​ ​‌​ ‌‍​ ‍‌​‍ ‌‌‍​‍‌‍‌‍‌‍​‍​ ‍​​‍ ‌​ ‍‌​ ‍‌​ ​‍‌‍​‌​ ‍‌​ ​ ​ ‌​​ ‌‌‌‍‌‌‌‍‌‍‌‍‌​​ ‌​​‍‌‌​ ​‍​ ​‍​‍‌‌​ ‌‌‌​‌​​‍ ‍‌‍​ ‌‍ ‌‍ ​‌ ‌‌‌‍ ‌‌‍ ‍‌ ​ ​‍‌‌​ ‌‌‌​​‍‌‌ ‌‍‍ ‌‍‌‌‌ ‍‌​‍‌‌​ ​ ‌​‌​​‍‌‌​ ​ ‌​‌​​‍‌‌​ ​‍​ ​‍​ ​‍​ ​‌​ ​‍​ ‍​​ ​‍‌‍​‍​ ‌​​ ​ ‌‍​‌​ ‌​​ ​‌​ ​ ​‍‌‌​ ​‍​ ​‍​‍‌‌​ ‌‌‌​‌​​‍ ‍‌‍‍‌‌ ‌​‌‍‌‌‌‍ ‌‌ ​ ​‍‌‌​ ‌‌‌​​‍​ ‌‍​‍‌‌​ ‌‌‌​‌​​ ‌‍​‍‌‍​‌‌ ​ ‌‍‌‌‌‌‌‌‌ ​‍‌‍ ​​ ‌‌‍‍​‌ ‌​‌ ‌​‌ ​​‌ ​ ​‍‌‌​ ​ ‌​​‌​‍‌‌​ ​‍‌​‌‍​‍‌‌​ ​‍‌​‌‍‌‍​ ‌‍ ‌‌ ​ ​‍ ‍‌‍​ ‌‍‌‌‌ ​‍‌ ‌‍‌‍‌‌‌ ​‍‌‍​‌​‍ ‍‌ ​ ‌‍‌‌​‍‌‍‌‍‍‌‌‍‌​​ ‌​ ‌​​ ​‍​ ‌ ​ ​ ​ ‌‌‌‍​‍​ ‌‌​ ​ ​‍ ‌​ ​‌​ ‍​‌‍​ ​ ‌‌​‍ ‌​ ‌​​ ​‍‌‍​‌‌‍​‍​‍ ‌​ ‍​​ ​‌‌‍​‍‌‍‌‍​‍ ‌‌‍‌‌​ ‌​​ ​ ‌‍​‌​ ​​‌‍​‌​ ​ ‌‍‌‌​ ‌ ​ ‌​‌‍​ ‌‍‌​​‍‌‍‌ ‌​‌ ‍‌‌ ​​‌‍‌‌​ ‌‌ ​​‌‍​‌‌‍‌ ‌‍‌‌​‍‌‍‌ ​​‌‍​‌‌ ‌​‌‍‍​​ ‌‌‍​‍‌‍ ​‌‍ ‌‍​ ‌‍‍ ‌ ​ ​‍‌‌​ ‌‌‌​​‍‌‌ ‌‍‍ ‌‍‌‌‌ ‍‌​‍‌‌​ ​ ‌​‌​​‍‌‌​ ​ ‌​‌​​‍‌‌​ ​‍​ ​‍​ ​​​ ‌​‌‍‌‍​ ‌ ‌‍​ ​ ‌​‌‍​‍‌‍​‍​‍ ‌​ ‍‌‌‍‌‍​ ​‌‌‍‌​​‍ ‌​ ‌​​ ​‌​ ‌‍​ ‍‌​‍ ‌‌‍​‍‌‍‌‍‌‍​‍​ ‍​​‍ ‌​ ‍‌​ ‍‌​ ​‍‌‍​‌​ ‍‌​ ​ ​ ‌​​ ‌‌‌‍‌‌‌‍‌‍‌‍‌​​ ‌​​‍‌‌​ ​‍​ ​‍​‍‌‌​ ‌‌‌​‌​​‍ ‍‌‍​ ‌‍ ‌‍ ​‌ ‌‌‌‍ ‌‌‍ ‍‌ ​ ​‍‌‌​ ‌‌‌​​‍‌‌ ‌‍‍ ‌‍‌‌‌ ‍‌​‍‌‌​ ​ ‌​‌​​‍‌‌​ ​ ‌​‌​​‍‌‌​ ​‍​ ​‍​ ​‍​ ​‌​ ​‍​ ‍​​ ​‍‌‍​‍​ ‌​​ ​ ‌‍​‌​ ‌​​ ​‌​ ​ ​‍‌‌​ ​‍​ ​‍​‍‌‌​ ‌‌‌​‌​​‍ ‍‌‍‍‌‌ ‌​‌‍‌‌‌‍ ‌‌ ​ ​‍‌‌​ ‌‌‌​​‍​ ‌‍​‍‌‌​ ‌‌‌​‌​​‍‌‍‌ ‌ ‌‍ ‌ ​‍‌‍‍ ‌ ​ ‌ ​​‌‍​‌‌‍​ ‌‍‌‌​ ‌‌ ​​‌ ​‍‌‍ ‌‍‌​‌ ‌‌‌‍​ ‌ ‌​‌‍‍‌‌‍ ‌‍ ‍​‍‌‍‌ ​​‌‍‌‌‌ ​‍‌ ​ ‌ ​​‌‍‌‌‌‍​ ‌ ‌​‌‍‍‌‌ ‌‍‌‍‌‌​ ‌‌ ​​‌ ‌‌‌‍​‍‌‍ ​‌‍‍‌‌ ​ ‌‍‍​‌‍‌‌‌‍‌​​‍​‍‌ ‌
Is​​​​‌ ‍ ​‍​‍‌‍ ‌ ​‍‌‍‍‌‌‍‌ ‌‍‍‌‌‍ ‍​‍​‍​ ‍‍​‍​‍‌ ​ ‌‍​‌‌‍ ‍‌‍‍‌‌ ‌​‌ ‍‌​‍ ‍‌‍‍‌‌‍ ​‍​‍​‍ ​​‍​‍‌‍‍​‌ ​‍‌‍‌‌‌‍‌‍​‍​‍​ ‍‍​‍​‍‌‍‍​‌ ‌​‌ ‌​‌ ​​‌ ​ ​ ‍‍​‍ ​‍ ‌‍​ ‌‍ ‌‌ ​ ​‍ ‍‌‍​ ‌‍‌‌‌ ​‍‌ ‌‍‌‍‌‌‌ ​‍‌‍​‌​‍ ‍‌ ​ ‌‍‌‌​‍ ‌ ​​‌ ​‍‌‍ ‌‍‌​‌ ‌‌‌‍​ ‌ ‌​‌‍‍‌‌‍ ‌‍ ‍​‍ ‌‍‍‌‌‍ ‍‌ ‌​‌‍‌‌‌‍ ‍‌ ‌​​‍ ‌‍‌‌‌‍‌​‌‍‍‌‌ ‌​​‍ ‌‍ ‌‌‍ ‌‍‌​‌‍‌‌​ ‌‌ ​​‌ ​‍‌‍‌‌‌ ​ ‌‍‌‌‌‍ ‍‌ ‌​‌‍​‌‌ ‌​‌‍‍‌‌‍ ‌‍ ‍​ ‍ ‌‍‍‌‌‍‌​​ ‌​ ‌​​ ​‍​ ‌ ​ ​ ​ ‌‌‌‍​‍​ ‌‌​ ​ ​‍ ‌​ ​‌​ ‍​‌‍​ ​ ‌‌​‍ ‌​ ‌​​ ​‍‌‍​‌‌‍​‍​‍ ‌​ ‍​​ ​‌‌‍​‍‌‍‌‍​‍ ‌‌‍‌‌​ ‌​​ ​ ‌‍​‌​ ​​‌‍​‌​ ​ ‌‍‌‌​ ‌ ​ ‌​‌‍​ ‌‍‌​​ ‍ ‌ ‌​‌ ‍‌‌ ​​‌‍‌‌​ ‌‌ ​​‌‍​‌‌‍‌ ‌‍‌‌​ ‍ ‌ ​​‌‍​‌‌ ‌​‌‍‍​​ ‌‌‍​‍‌‍ ​‌‍ ‌‍​ ‌‍‍ ‌ ​ ​‍‌‌​ ‌‌‌​​‍‌‌ ‌‍‍ ‌‍‌‌‌ ‍‌​‍‌‌​ ​ ‌​‌​​‍‌‌​ ​ ‌​‌​​‍‌‌​ ​‍​ ​‍​ ​​​ ‌​‌‍‌‍​ ‌ ‌‍​ ​ ‌​‌‍​‍‌‍​‍​‍ ‌​ ‍‌‌‍‌‍​ ​‌‌‍‌​​‍ ‌​ ‌​​ ​‌​ ‌‍​ ‍‌​‍ ‌‌‍​‍‌‍‌‍‌‍​‍​ ‍​​‍ ‌​ ‍‌​ ‍‌​ ​‍‌‍​‌​ ‍‌​ ​ ​ ‌​​ ‌‌‌‍‌‌‌‍‌‍‌‍‌​​ ‌​​‍‌‌​ ​‍​ ​‍​‍‌‌​ ‌‌‌​‌​​‍ ‍‌‍​ ‌‍ ‌‍ ​‌ ‌‌‌‍ ‌‌‍ ‍‌ ​ ​‍‌‌​ ‌‌‌​​‍‌‌ ‌‍‍ ‌‍‌‌‌ ‍‌​‍‌‌​ ​ ‌​‌​​‍‌‌​ ​ ‌​‌​​‍‌‌​ ​‍​ ​‍​ ​‍​ ​‌​ ​‍​ ‍​​ ​‍‌‍​‍​ ‌​​ ​ ‌‍​‌​ ‌​​ ​‌​ ​ ​‍‌‌​ ​‍​ ​‍​‍‌‌​ ‌‌‌​‌​​‍ ‍‌‍‍‌‌ ‌​‌‍‌‌‌‍ ‌‌ ​ ​‍‌‌​ ‌‌‌​​‍​ ‌ ​‍‌‌​ ‌‌‌​‌​​ ‌‍​‍‌‍​‌‌ ​ ‌‍‌‌‌‌‌‌‌ ​‍‌‍ ​​ ‌‌‍‍​‌ ‌​‌ ‌​‌ ​​‌ ​ ​‍‌‌​ ​ ‌​​‌​‍‌‌​ ​‍‌​‌‍​‍‌‌​ ​‍‌​‌‍‌‍​ ‌‍ ‌‌ ​ ​‍ ‍‌‍​ ‌‍‌‌‌ ​‍‌ ‌‍‌‍‌‌‌ ​‍‌‍​‌​‍ ‍‌ ​ ‌‍‌‌​‍‌‍‌‍‍‌‌‍‌​​ ‌​ ‌​​ ​‍​ ‌ ​ ​ ​ ‌‌‌‍​‍​ ‌‌​ ​ ​‍ ‌​ ​‌​ ‍​‌‍​ ​ ‌‌​‍ ‌​ ‌​​ ​‍‌‍​‌‌‍​‍​‍ ‌​ ‍​​ ​‌‌‍​‍‌‍‌‍​‍ ‌‌‍‌‌​ ‌​​ ​ ‌‍​‌​ ​​‌‍​‌​ ​ ‌‍‌‌​ ‌ ​ ‌​‌‍​ ‌‍‌​​‍‌‍‌ ‌​‌ ‍‌‌ ​​‌‍‌‌​ ‌‌ ​​‌‍​‌‌‍‌ ‌‍‌‌​‍‌‍‌ ​​‌‍​‌‌ ‌​‌‍‍​​ ‌‌‍​‍‌‍ ​‌‍ ‌‍​ ‌‍‍ ‌ ​ ​‍‌‌​ ‌‌‌​​‍‌‌ ‌‍‍ ‌‍‌‌‌ ‍‌​‍‌‌​ ​ ‌​‌​​‍‌‌​ ​ ‌​‌​​‍‌‌​ ​‍​ ​‍​ ​​​ ‌​‌‍‌‍​ ‌ ‌‍​ ​ ‌​‌‍​‍‌‍​‍​‍ ‌​ ‍‌‌‍‌‍​ ​‌‌‍‌​​‍ ‌​ ‌​​ ​‌​ ‌‍​ ‍‌​‍ ‌‌‍​‍‌‍‌‍‌‍​‍​ ‍​​‍ ‌​ ‍‌​ ‍‌​ ​‍‌‍​‌​ ‍‌​ ​ ​ ‌​​ ‌‌‌‍‌‌‌‍‌‍‌‍‌​​ ‌​​‍‌‌​ ​‍​ ​‍​‍‌‌​ ‌‌‌​‌​​‍ ‍‌‍​ ‌‍ ‌‍ ​‌ ‌‌‌‍ ‌‌‍ ‍‌ ​ ​‍‌‌​ ‌‌‌​​‍‌‌ ‌‍‍ ‌‍‌‌‌ ‍‌​‍‌‌​ ​ ‌​‌​​‍‌‌​ ​ ‌​‌​​‍‌‌​ ​‍​ ​‍​ ​‍​ ​‌​ ​‍​ ‍​​ ​‍‌‍​‍​ ‌​​ ​ ‌‍​‌​ ‌​​ ​‌​ ​ ​‍‌‌​ ​‍​ ​‍​‍‌‌​ ‌‌‌​‌​​‍ ‍‌‍‍‌‌ ‌​‌‍‌‌‌‍ ‌‌ ​ ​‍‌‌​ ‌‌‌​​‍​ ‌ ​‍‌‌​ ‌‌‌​‌​​‍‌‍‌ ‌ ‌‍ ‌ ​‍‌‍‍ ‌ ​ ‌ ​​‌‍​‌‌‍​ ‌‍‌‌​ ‌‌ ​​‌ ​‍‌‍ ‌‍‌​‌ ‌‌‌‍​ ‌ ‌​‌‍‍‌‌‍ ‌‍ ‍​‍‌‍‌ ​​‌‍‌‌‌ ​‍‌ ​ ‌ ​​‌‍‌‌‌‍​ ‌ ‌​‌‍‍‌‌ ‌‍‌‍‌‌​ ‌‌ ​​‌ ‌‌‌‍​‍‌‍ ​‌‍‍‌‌ ​ ‌‍‍​‌‍‌‌‌‍‌​​‍​‍‌ ‌
Mineralvatten​​​​‌ ‍ ​‍​‍‌‍ ‌ ​‍‌‍‍‌‌‍‌ ‌‍‍‌‌‍ ‍​‍​‍​ ‍‍​‍​‍‌ ​ ‌‍​‌‌‍ ‍‌‍‍‌‌ ‌​‌ ‍‌​‍ ‍‌‍‍‌‌‍ ​‍​‍​‍ ​​‍​‍‌‍‍​‌ ​‍‌‍‌‌‌‍‌‍​‍​‍​ ‍‍​‍​‍‌‍‍​‌ ‌​‌ ‌​‌ ​​‌ ​ ​ ‍‍​‍ ​‍ ‌‍​ ‌‍ ‌‌ ​ ​‍ ‍‌‍​ ‌‍‌‌‌ ​‍‌ ‌‍‌‍‌‌‌ ​‍‌‍​‌​‍ ‍‌ ​ ‌‍‌‌​‍ ‌ ​​‌ ​‍‌‍ ‌‍‌​‌ ‌‌‌‍​ ‌ ‌​‌‍‍‌‌‍ ‌‍ ‍​‍ ‌‍‍‌‌‍ ‍‌ ‌​‌‍‌‌‌‍ ‍‌ ‌​​‍ ‌‍‌‌‌‍‌​‌‍‍‌‌ ‌​​‍ ‌‍ ‌‌‍ ‌‍‌​‌‍‌‌​ ‌‌ ​​‌ ​‍‌‍‌‌‌ ​ ‌‍‌‌‌‍ ‍‌ ‌​‌‍​‌‌ ‌​‌‍‍‌‌‍ ‌‍ ‍​ ‍ ‌‍‍‌‌‍‌​​ ‌​ ‌​​ ​‍​ ‌ ​ ​ ​ ‌‌‌‍​‍​ ‌‌​ ​ ​‍ ‌​ ​‌​ ‍​‌‍​ ​ ‌‌​‍ ‌​ ‌​​ ​‍‌‍​‌‌‍​‍​‍ ‌​ ‍​​ ​‌‌‍​‍‌‍‌‍​‍ ‌‌‍‌‌​ ‌​​ ​ ‌‍​‌​ ​​‌‍​‌​ ​ ‌‍‌‌​ ‌ ​ ‌​‌‍​ ‌‍‌​​ ‍ ‌ ‌​‌ ‍‌‌ ​​‌‍‌‌​ ‌‌ ​​‌‍​‌‌‍‌ ‌‍‌‌​ ‍ ‌ ​​‌‍​‌‌ ‌​‌‍‍​​ ‌‌‍​‍‌‍ ​‌‍ ‌‍​ ‌‍‍ ‌ ​ ​‍‌‌​ ‌‌‌​​‍‌‌ ‌‍‍ ‌‍‌‌‌ ‍‌​‍‌‌​ ​ ‌​‌​​‍‌‌​ ​ ‌​‌​​‍‌‌​ ​‍​ ​‍​ ​​​ ‌​‌‍‌‍​ ‌ ‌‍​ ​ ‌​‌‍​‍‌‍​‍​‍ ‌​ ‍‌‌‍‌‍​ ​‌‌‍‌​​‍ ‌​ ‌​​ ​‌​ ‌‍​ ‍‌​‍ ‌‌‍​‍‌‍‌‍‌‍​‍​ ‍​​‍ ‌​ ‍‌​ ‍‌​ ​‍‌‍​‌​ ‍‌​ ​ ​ ‌​​ ‌‌‌‍‌‌‌‍‌‍‌‍‌​​ ‌​​‍‌‌​ ​‍​ ​‍​‍‌‌​ ‌‌‌​‌​​‍ ‍‌‍​ ‌‍ ‌‍ ​‌ ‌‌‌‍ ‌‌‍ ‍‌ ​ ​‍‌‌​ ‌‌‌​​‍‌‌ ‌‍‍ ‌‍‌‌‌ ‍‌​‍‌‌​ ​ ‌​‌​​‍‌‌​ ​ ‌​‌​​‍‌‌​ ​‍​ ​‍​ ​‍​ ​‌​ ​‍​ ‍​​ ​‍‌‍​‍​ ‌​​ ​ ‌‍​‌​ ‌​​ ​‌​ ​ ​‍‌‌​ ​‍​ ​‍​‍‌‌​ ‌‌‌​‌​​‍ ‍‌‍‍‌‌ ‌​‌‍‌‌‌‍ ‌‌ ​ ​‍‌‌​ ‌‌‌​​‍​ ‍​​‍‌‌​ ‌‌‌​‌​​ ‌‍​‍‌‍​‌‌ ​ ‌‍‌‌‌‌‌‌‌ ​‍‌‍ ​​ ‌‌‍‍​‌ ‌​‌ ‌​‌ ​​‌ ​ ​‍‌‌​ ​ ‌​​‌​‍‌‌​ ​‍‌​‌‍​‍‌‌​ ​‍‌​‌‍‌‍​ ‌‍ ‌‌ ​ ​‍ ‍‌‍​ ‌‍‌‌‌ ​‍‌ ‌‍‌‍‌‌‌ ​‍‌‍​‌​‍ ‍‌ ​ ‌‍‌‌​‍‌‍‌‍‍‌‌‍‌​​ ‌​ ‌​​ ​‍​ ‌ ​ ​ ​ ‌‌‌‍​‍​ ‌‌​ ​ ​‍ ‌​ ​‌​ ‍​‌‍​ ​ ‌‌​‍ ‌​ ‌​​ ​‍‌‍​‌‌‍​‍​‍ ‌​ ‍​​ ​‌‌‍​‍‌‍‌‍​‍ ‌‌‍‌‌​ ‌​​ ​ ‌‍​‌​ ​​‌‍​‌​ ​ ‌‍‌‌​ ‌ ​ ‌​‌‍​ ‌‍‌​​‍‌‍‌ ‌​‌ ‍‌‌ ​​‌‍‌‌​ ‌‌ ​​‌‍​‌‌‍‌ ‌‍‌‌​‍‌‍‌ ​​‌‍​‌‌ ‌​‌‍‍​​ ‌‌‍​‍‌‍ ​‌‍ ‌‍​ ‌‍‍ ‌ ​ ​‍‌‌​ ‌‌‌​​‍‌‌ ‌‍‍ ‌‍‌‌‌ ‍‌​‍‌‌​ ​ ‌​‌​​‍‌‌​ ​ ‌​‌​​‍‌‌​ ​‍​ ​‍​ ​​​ ‌​‌‍‌‍​ ‌ ‌‍​ ​ ‌​‌‍​‍‌‍​‍​‍ ‌​ ‍‌‌‍‌‍​ ​‌‌‍‌​​‍ ‌​ ‌​​ ​‌​ ‌‍​ ‍‌​‍ ‌‌‍​‍‌‍‌‍‌‍​‍​ ‍​​‍ ‌​ ‍‌​ ‍‌​ ​‍‌‍​‌​ ‍‌​ ​ ​ ‌​​ ‌‌‌‍‌‌‌‍‌‍‌‍‌​​ ‌​​‍‌‌​ ​‍​ ​‍​‍‌‌​ ‌‌‌​‌​​‍ ‍‌‍​ ‌‍ ‌‍ ​‌ ‌‌‌‍ ‌‌‍ ‍‌ ​ ​‍‌‌​ ‌‌‌​​‍‌‌ ‌‍‍ ‌‍‌‌‌ ‍‌​‍‌‌​ ​ ‌​‌​​‍‌‌​ ​ ‌​‌​​‍‌‌​ ​‍​ ​‍​ ​‍​ ​‌​ ​‍​ ‍​​ ​‍‌‍​‍​ ‌​​ ​ ‌‍​‌​ ‌​​ ​‌​ ​ ​‍‌‌​ ​‍​ ​‍​‍‌‌​ ‌‌‌​‌​​‍ ‍‌‍‍‌‌ ‌​‌‍‌‌‌‍ ‌‌ ​ ​‍‌‌​ ‌‌‌​​‍​ ‍​​‍‌‌​ ‌‌‌​‌​​‍‌‍‌ ‌ ‌‍ ‌ ​‍‌‍‍ ‌ ​ ‌ ​​‌‍​‌‌‍​ ‌‍‌‌​ ‌‌ ​​‌ ​‍‌‍ ‌‍‌​‌ ‌‌‌‍​ ‌ ‌​‌‍‍‌‌‍ ‌‍ ‍​‍‌‍‌ ​​‌‍‌‌‌ ​‍‌ ​ ‌ ​​‌‍‌‌‌‍​ ‌ ‌​‌‍‍‌‌ ‌‍‌‍‌‌​ ‌‌ ​​‌ ‌‌‌‍​‍‌‍ ​‌‍‍‌‌ ​ ‌‍‍​‌‍‌‌‌‍‌​​‍​‍‌ ‌